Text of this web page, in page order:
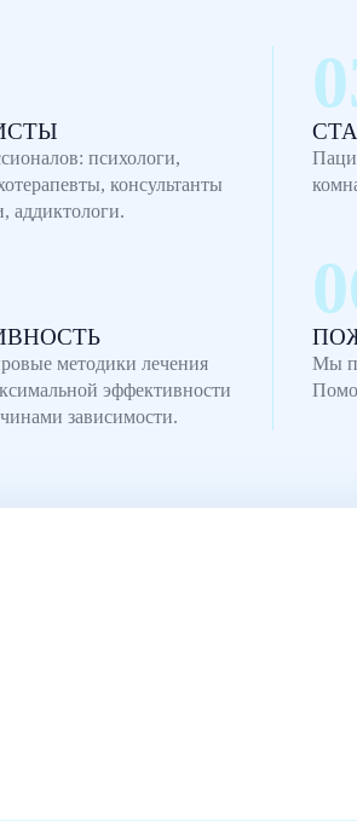
психологи,
консультанты
аддиктологи.
методики лечения
эффективности
зависимости.
Мы